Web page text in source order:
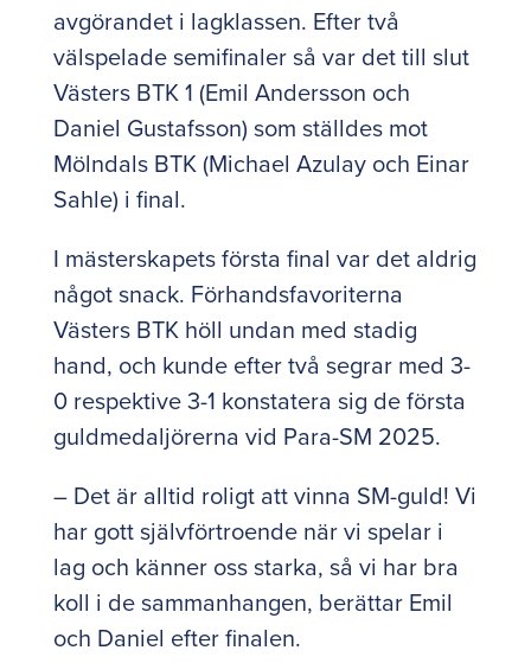
avgörandet i lagklassen. Efter två
välspelade semifinaler så var det till slut
Västers BTK 1 (Emil Andersson och
Daniel Gustafsson) som ställdes mot
Mölndals BTK (Michael Azulay och Einar
Sahle) i final.
I mästerskapets första final var det aldrig
något snack. Förhandsfavoriterna
Västers BTK höll undan med stadig
hand, och kunde efter två segrar med 3-
0 respektive 3-1 konstatera sig de första
guldmedaljörerna vid Para-SM 2025.
– Det är alltid roligt att vinna SM-guld! Vi
har gott självförtroende när vi spelar i
lag och känner oss starka, så vi har bra
koll i de sammanhangen, berättar Emil
och Daniel efter finalen.